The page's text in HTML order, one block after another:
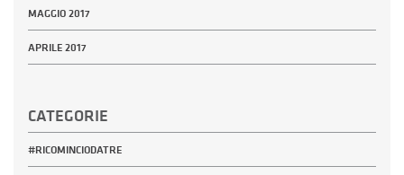
MAGGIO 2017
APRILE 2017
CATEGORIE
#RICOMINCIODATRE